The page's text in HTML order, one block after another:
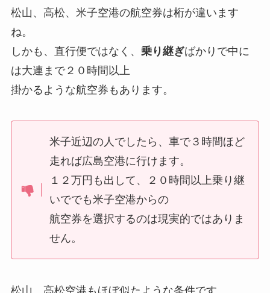
松山、高松、米子空港の航空券は桁が違います
ね。
しかも、直行便ではなく、 乗り継ぎばかりで中に
は大連まで２０時間以上
掛かるような航空券もあります。
米子近辺の人でしたら、車で３時間ほど
走れば広島空港に行けます。
１２万円も出して、２０時間以上乗り継
いででも米子空港からの
航空券を選択するのは現実的ではありま
せん。